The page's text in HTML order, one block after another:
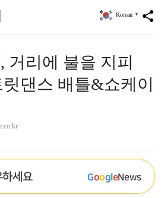
share
Korean ▼
거리에 불을 지피
댄스 배틀&쇼케이
하세요 GoogleNews